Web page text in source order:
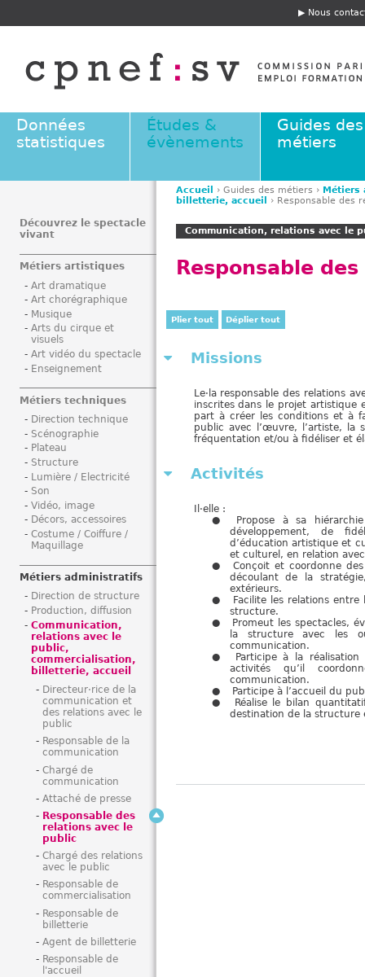
E
t
ê
e
Nous
Données
statistiques
Études &
évènements
Guides des
métiers
V
o
u
s
ê
e
s
Accueil › Guides des métiers ›
billetterie, accueil
› Responsable des
Communication, relations avec le
Responsable
Plier tout Déplier tout
Missions
Le·la responsable des relations
inscrites dans le projet artistique
part à créer les conditions et à
public avec l’œuvre, l’artiste, la
fréquentation et/ou à fidéliser et
Activités
Il·elle :
Propose à sa
développement, de
d’éducation artistique et
et culturel, en relation
Conçoit et coordonne
découlant de la
extérieurs.
Facilite les relations
structure.
Promeut les spectacles,
la structure avec les
communication.
Participe à la
activités qu’il
communication.
Participe à l’accueil du
Réalise le bilan
destination de la structure
Découvrez le spectacle
vivant
Métiers artistiques
Art dramatique
Art chorégraphique
Musique
Arts du cirque et
visuels
Art vidéo du spectacle
Enseignement
Métiers techniques
Direction technique
Scénographie
Plateau
Structure
Lumière / Electricité
Son
Vidéo, image
Décors, accessoires
Costume / Coiffure /
Maquillage
Métiers administratifs
Direction de structure
Production, diffusion
Communication,
relations avec le
public,
commercialisation,
billetterie, accueil
Directeur·rice de la
communication et
des relations avec le
public
Responsable de la
communication
Chargé de
communication
Attaché de presse
Responsable des
relations avec le
public
Chargé des relations
avec le public
Responsable de
commercialisation
Responsable de
billetterie
Agent de billetterie
Responsable de
l'accueil